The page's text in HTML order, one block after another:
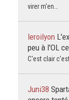
virer m'en…
leroilyon
peu à l'OL
C'est clair c'est
Juni38